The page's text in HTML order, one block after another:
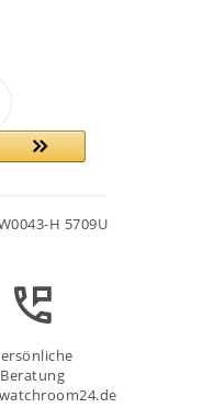
H 5709U
Beratung